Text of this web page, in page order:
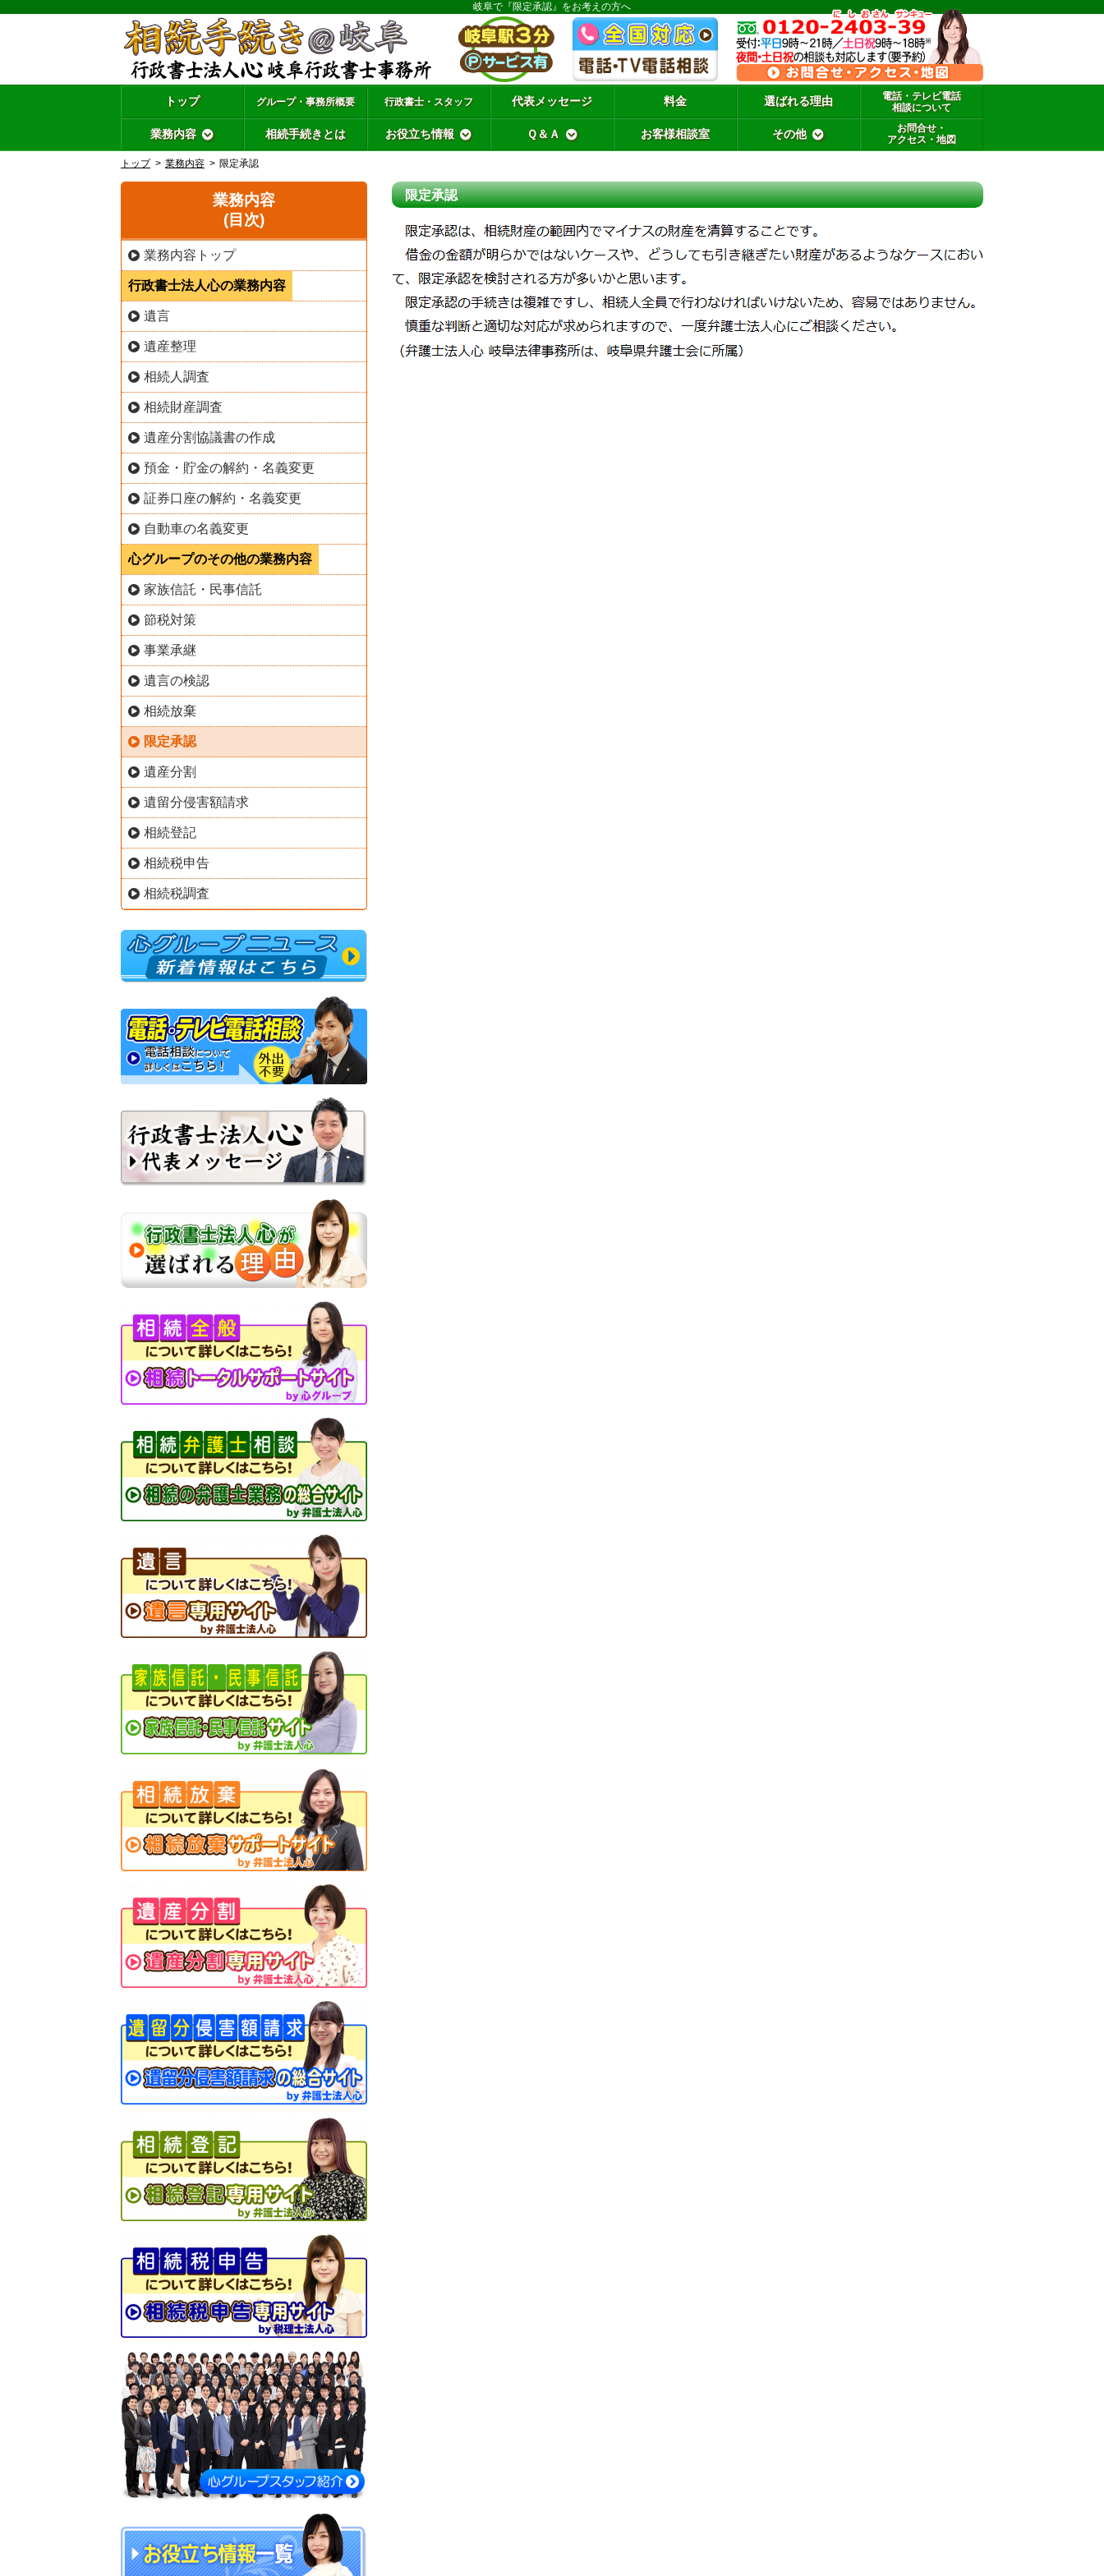
岐阜で『限定承認』をお考えの方へ
トップ グループ・事務所概要 行政書士・スタッフ 代表メッセージ 料金 選ばれる理由
電話・テレビ電話
相談について
業務内容 相続手続きとは お役立ち情報 Ｑ＆Ａ お客様相談室 その他
お問合せ・
アクセス・地図
トップ 業務内容 限定承認
限定承認
業務内容
(目次)
業務内容トップ
行政書士法人心の業務内容
遺言
遺産整理
相続人調査
相続財産調査
遺産分割協議書の作成
預金・貯金の解約・名義変更
証券口座の解約・名義変更
自動車の名義変更
心グループのその他の業務内容
家族信託・民事信託
節税対策
事業承継
遺言の検認
相続放棄
限定承認
遺産分割
遺留分侵害額請求
相続登記
相続税申告
相続税調査